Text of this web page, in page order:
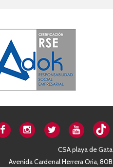
CSA playa de Gata
Avenida Cardenal Herrera Oria, 80B